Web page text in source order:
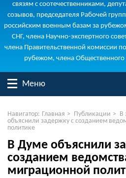
связям с соотечественниками,
созывов, председателя Рабочей
российским военным базам за
СНГ, члена Научно-экспертного
члена Правительственной комиссии
рубежом, члена Общественного
Меню
Навигатор: Главная > Публикации > В
объяснили задержку с созданием
политике
В Думе объяснили
созданием
миграционной